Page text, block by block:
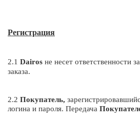
Регистрация
2.1 Dairos не несет ответственности
заказа.
2.2 Покупатель,
логина и пароля. Передача